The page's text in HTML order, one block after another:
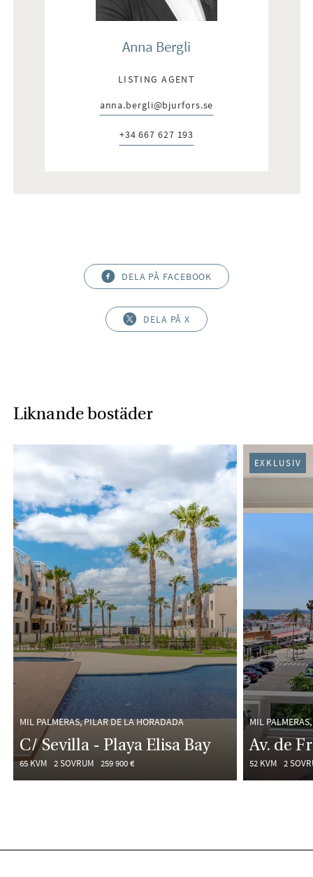
Anna Bergli
LISTING AGENT
E-post:
anna.bergli@bjurfors.se
Telefon:
+34 667 627 193
DELA PÅ FACEBOOK
DELA PÅ X
Liknande bostäder
MIL PALMERAS, PILAR DE LA HORADADA
C/ Sevilla - Playa Elisa Bay
65 KVM 2 SOVRUM 259 900 €
MIL
Av. de
52 KVM 2
EXKLUSIV